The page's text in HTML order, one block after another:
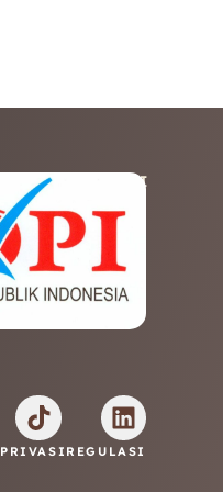
AFILIASI
PRIVASI REGULASI